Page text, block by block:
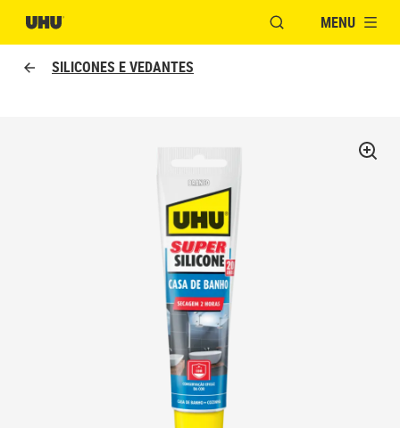
ABRIR JANELA
MENU
SILICONES E VEDANTES